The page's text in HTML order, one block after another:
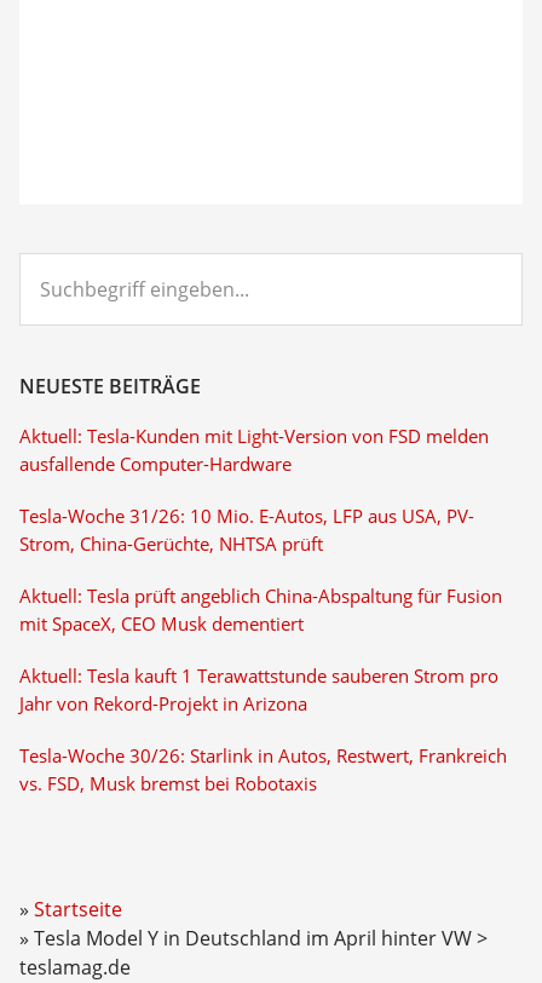
eingeben...
NEUESTE BEITRÄGE
Aktuell: Tesla-Kunden mit Light-Version von FSD melden
ausfallende Computer-Hardware
Tesla-Woche 31/26: 10 Mio. E-Autos, LFP aus USA, PV-
Strom, China-Gerüchte, NHTSA prüft
Aktuell: Tesla prüft angeblich China-Abspaltung für Fusion
mit SpaceX, CEO Musk dementiert
Aktuell: Tesla kauft 1 Terawattstunde sauberen Strom pro
Jahr von Rekord-Projekt in Arizona
Tesla-Woche 30/26: Starlink in Autos, Restwert, Frankreich
vs. FSD, Musk bremst bei Robotaxis
Startseite
Tesla Model Y in Deutschland im April hinter VW >
teslamag.de